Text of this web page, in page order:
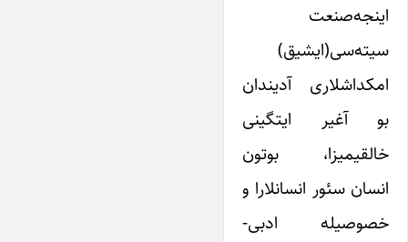
اینجه‌صنعت
سیته‌سی(ایشیق)
امکداشلاری آدیندان
بو آغیر ایتگینی
خالقیمیزا، بوتون
انسان سئور انسانلارا و
خصوصیله ادبی-